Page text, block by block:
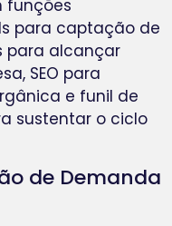
funções
para captação de
para alcançar
SEO para
e funil de
sustentar o ciclo
de Demanda